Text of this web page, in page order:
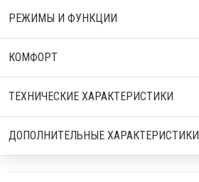
РЕЖИМЫ И ФУНКЦИИ
КОМФОРТ
ТЕХНИЧЕСКИЕ ХАРАКТЕРИСТИКИ
ДОПОЛНИТЕЛЬНЫЕ ХАРАКТЕРИСТИКИ